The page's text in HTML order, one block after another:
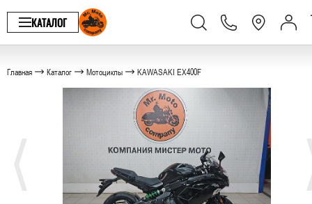
КАТАЛОГ
Главная Каталог Мотоциклы KAWASAKI EX400F